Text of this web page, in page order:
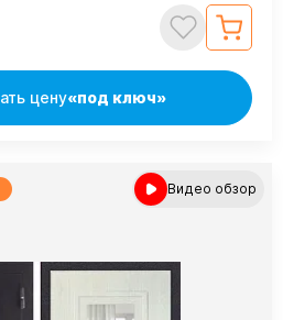
цену«под ключ»
Видео обзор